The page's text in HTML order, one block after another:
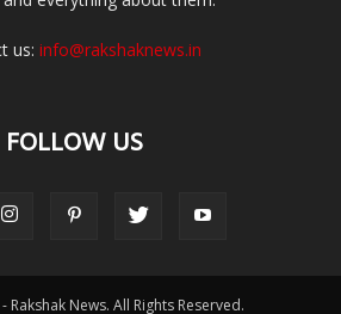
us: info@rakshaknews.in
FOLLOW US
Rakshak News. All Rights Reserved.